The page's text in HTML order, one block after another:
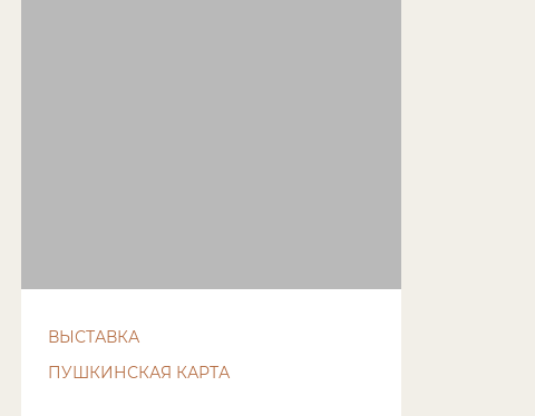
ВЫСТАВКА
ПУШКИНСКАЯ КАРТА